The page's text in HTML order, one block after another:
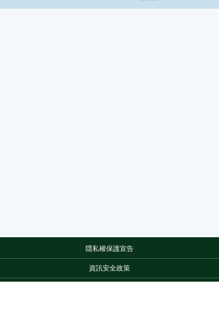
隱私權保護宣告
資訊安全政策